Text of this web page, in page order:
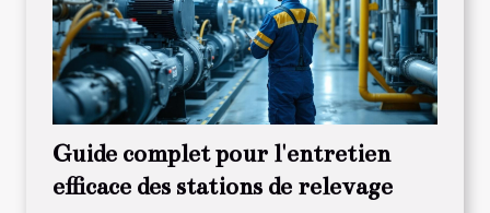
Guide complet pour l'entretien
efficace des stations de relevage